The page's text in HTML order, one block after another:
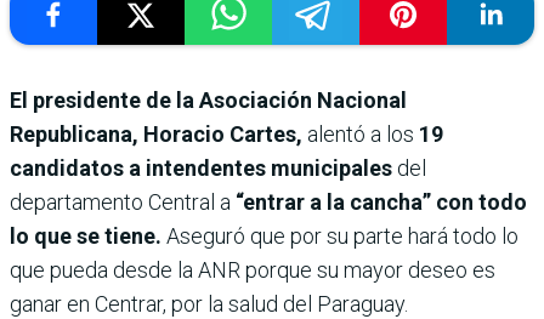
El presidente de la Asociación Nacional
Republicana, Horacio Cartes, alentó a los 19
candidatos a intendentes municipales del
departamento Central a “entrar a la cancha” con todo
lo que se tiene. Aseguró que por su parte hará todo lo
que pueda desde la ANR porque su mayor deseo es
ganar en Centrar, por la salud del Paraguay.